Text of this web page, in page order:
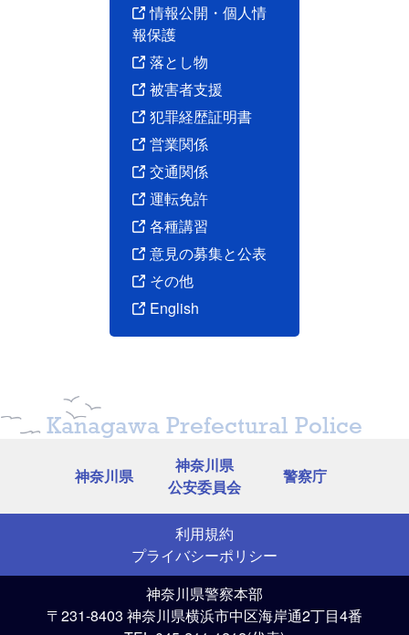
情報公開・個人情
報保護
落とし物
被害者支援
犯罪経歴証明書
営業関係
交通関係
運転免許
各種講習
意見の募集と公表
その他
English
Kanagawa Prefectural Police
神奈川県
神奈川県
公安委員会
警察庁
利用規約
プライバシーポリシー
神奈川県警察本部
〒231-8403 神奈川県横浜市中区海岸通2丁目4番